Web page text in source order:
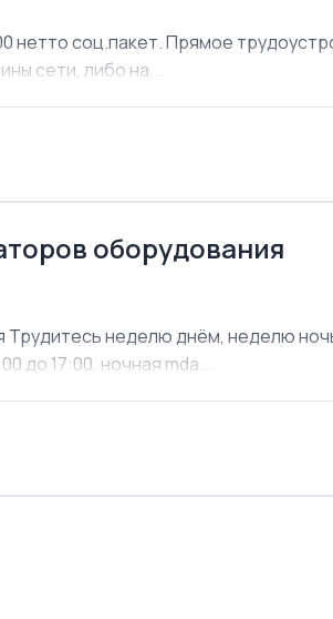
нетто соц.пакет. Прямое
сети, либо на...
оборудования
неделю днём, неделю
до 17:00, ночная mda...